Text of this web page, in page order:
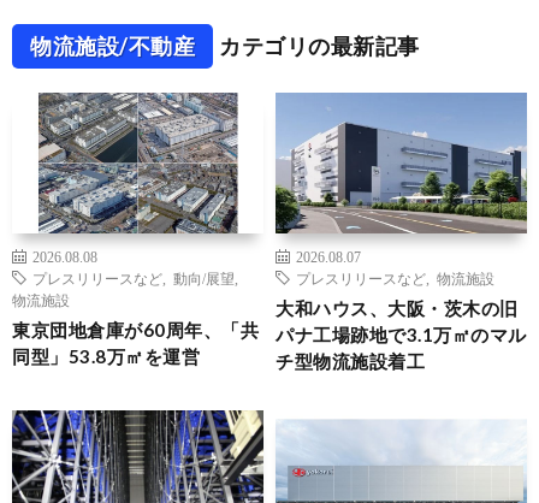
物流施設/不動産 カテゴリの最新記事
2026.08.08
プレスリリースなど
動向/展望
物流施設
東京団地倉庫が60周年、「共
同型」53.8万㎡を運営
2026.08.07
プレスリリースなど
物流施設
大和ハウス、大阪・茨木の旧
パナ工場跡地で3.1万㎡のマル
チ型物流施設着工